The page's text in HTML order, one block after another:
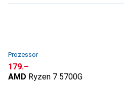
Prozessor
CHF
179.–
AMD Ryzen 7 5700G